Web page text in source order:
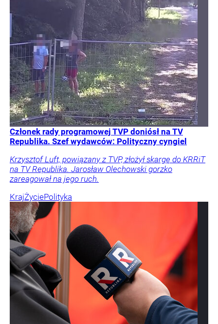
Członek rady programowej TVP doniósł na TV
Republika. Szef wydawców: Polityczny cyngiel
Krzysztof Luft, powiązany z TVP, złożył skargę do KRRiT
na TV Republika. Jarosław Olechowski gorzko
zareagował na jego ruch.
KrajŻyciePolityka